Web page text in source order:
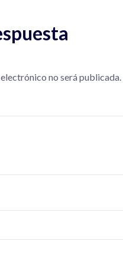
no será publicada.